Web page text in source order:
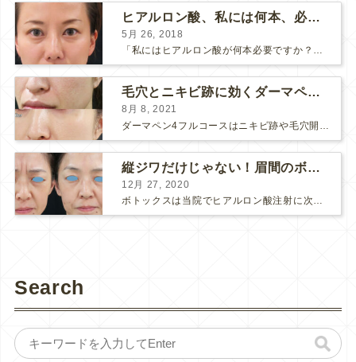
ヒアルロン酸、私には何本、必要ですか？
5月 26, 2018
「私にはヒアルロン酸が何本必要ですか？」 診察の時によく聞かれますが、なかなか難しい質問です。 どこまでこだわってキレイにしたいかによって 使うヒアルロン酸の量が変わるからです。 前回もご紹介させ...
毛穴とニキビ跡に効くダーマペン４フルコース
8月 8, 2021
ダーマペン4フルコースはニキビ跡や毛穴開きで悩まれている方に自信を持ってお勧めできる美肌治療です。 ↑ ダーマペン4フルコースを4回行いました。 ニキビ跡と毛穴開きが改善して肌のキメが整いまし...
縦ジワだけじゃない！眉間のボトックス注射
12月 27, 2020
ボトックスは当院でヒアルロン酸注射に次いで人気のある治療です。 私自身、美容治療が制限されていた妊娠・授乳中に一番やりたかったのはボトックスで、 「ボトックスが世の中から無くなったら困る！」と...
Search